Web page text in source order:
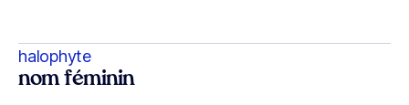
halophyte
nom féminin